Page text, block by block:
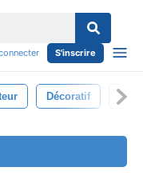
S'inscrire
Décoratif